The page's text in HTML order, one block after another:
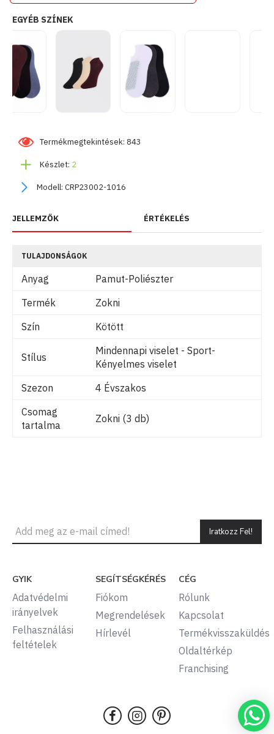
Készlet: 2
Modell: CRP23002-1016
Termékmegtekintések: 843
EGYÉB SZÍNEK
JELLEMZŐK ÉRTÉKELÉS
TULAJDONSÁGOK
Anyag
Pamut-Poliészter
Termék
Zokni
Szín
Kötött
Stílus
Mindennapi viselet - Sport-
Kényelmes viselet
Szezon
4 Évszakos
Csomag
tartalma
Zokni (3 db)
Iratkozz Fel!
GYIK
Adatvédelmi
irányelvek
Felhasználási
feltételek
SEGÍTSÉGKÉRÉS
Fiókom
Megrendelések
Hírlevél
CÉG
Rólunk
Kapcsolat
Termékvisszaküldés
Oldaltérkép
Franchising